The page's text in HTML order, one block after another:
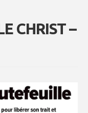
CHRIST –